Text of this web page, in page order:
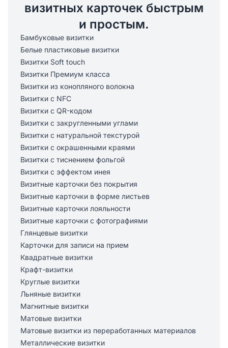
визитных карточек быстрым
и простым.
Бамбуковые визитки
Белые пластиковые визитки
Визитки Soft touch
Визитки Премиум класса
Визитки из конопляного волокна
Визитки с NFC
Визитки с QR-кодом
Визитки с закругленными углами
Визитки с натуральной текстурой
Визитки с окрашенными краями
Визитки с тиснением фольгой
Визитки с эффектом инея
Визитные карточки без покрытия
Визитные карточки в форме листьев
Визитные карточки лояльности
Визитные карточки с фотографиями
Глянцевые визитки
Карточки для записи на прием
Квадратные визитки
Крафт-визитки
Круглые визитки
Льняные визитки
Магнитные визитки
Матовые визитки
Матовые визитки из переработанных материалов
Металлические визитки